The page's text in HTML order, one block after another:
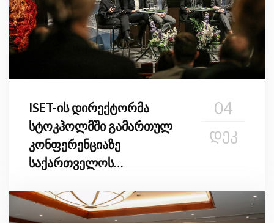
ISET-ის დირექტორმა
სტოკჰოლმში გამართულ
კონფერენციაზე
საქართველოს
ისაუბრა
04
ᲓᲔᲙ